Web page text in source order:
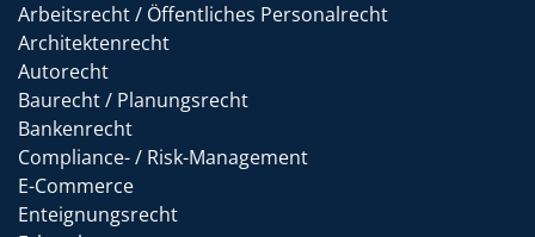
Arbeitsrecht / Öffentliches Personalrecht
Architektenrecht
Autorecht
Baurecht / Planungsrecht
Bankenrecht
Compliance- / Risk-Management
E-Commerce
Enteignungsrecht